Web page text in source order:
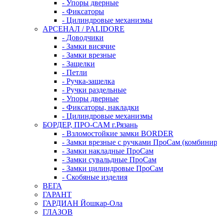
- Упоры дверные
- Фиксаторы
- Цилиндровые механизмы
АРСЕНАЛ / PALIDORE
- Доводчики
- Замки висячие
- Замки врезные
- Защелки
- Петли
- Ручка-защелка
- Ручки раздельные
- Упоры дверные
- Фиксаторы, накладки
- Цилиндровые механизмы
БОРДЕР, ПРО-САМ г.Рязань
- Взломостойкие замки BORDER
- Замки врезные с ручками ПроСам
- Замки накладные ПроСам
- Замки сувальдные ПроСам
- Замки цилиндровые ПроСам
- Скобяные изделия
ВЕГА
ГАРАНТ
ГАРДИАН Йошкар-Ола
ГЛАЗОВ